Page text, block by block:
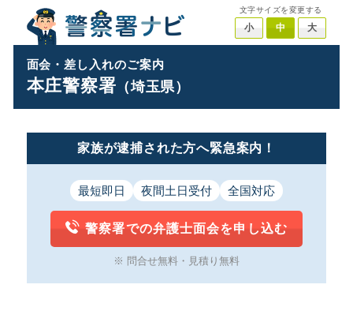
文字サイズを変更する
小 中 大
面会・差し入れのご案内
本庄警察署（埼玉県）
家族が逮捕された方へ緊急案内！
最短即日 夜間土日受付 全国対応
警察署での弁護士面会を申し込む
※ 問合せ無料・見積り無料